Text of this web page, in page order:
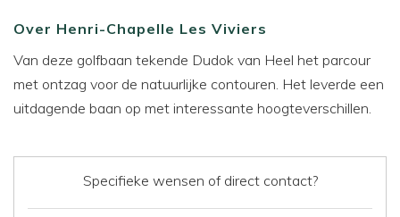
Over Henri-Chapelle Les Viviers
Van deze golfbaan tekende Dudok van Heel het parcour
met ontzag voor de natuurlijke contouren. Het leverde een
uitdagende baan op met interessante hoogteverschillen.
Specifieke wensen of direct contact?